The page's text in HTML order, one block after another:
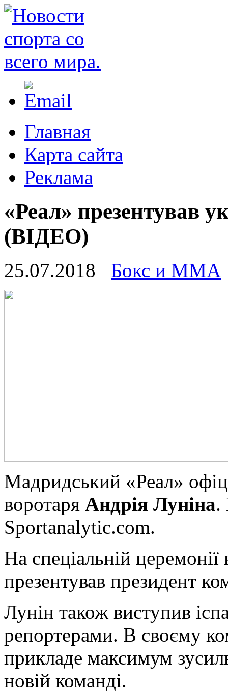
Главная
Карта сайта
Реклама
«Реал» презентував
(ВІДЕО)
25.07.2018 Бокс и ММА
Мaдридський «Реал»
воротаря Андрія Луніна.
Sportanalytic.com.
На спеціальній
презентував президент
Лунін також виступив
репортерами. В своєму
прикладе максимум
новій команді.